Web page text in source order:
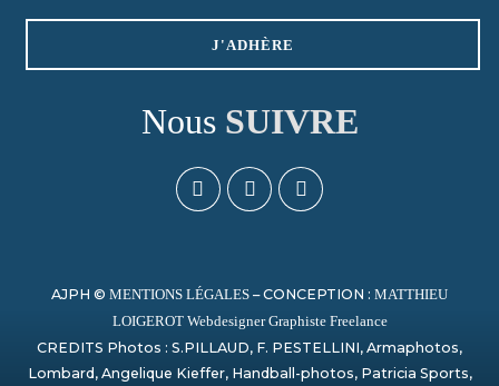
J'ADHÈRE
Nous SUIVRE
AJPH © MENTIONS LÉGALES – CONCEPTION : MATTHIEU
LOIGEROT Webdesigner Graphiste Freelance
CREDITS Photos : S.PILLAUD, F. PESTELLINI, Armaphotos,
Lombard, Angelique Kieffer, Handball-photos, Patricia Sports,